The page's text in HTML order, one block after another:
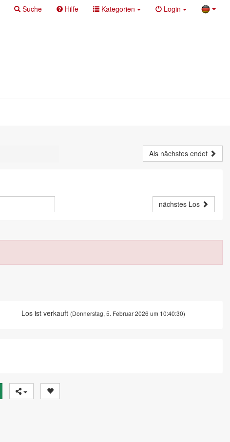
Suche Hilfe Kategorien Login
Als nächstes endet
nächstes Los
Los ist verkauft (Donnerstag, 5. Februar 2026 um 10:40:30)